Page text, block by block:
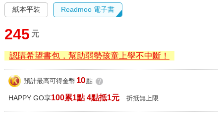
紙本平裝 Readmoo 電子書
245 元
認購希望書包，幫助弱勢孩童上學不中斷！
預計最高可得金幣 10點 ?
HAPPY GO享100累1點 4點抵1元 折抵無上限